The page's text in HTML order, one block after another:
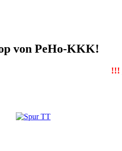
von PeHo-KKK!
!!!